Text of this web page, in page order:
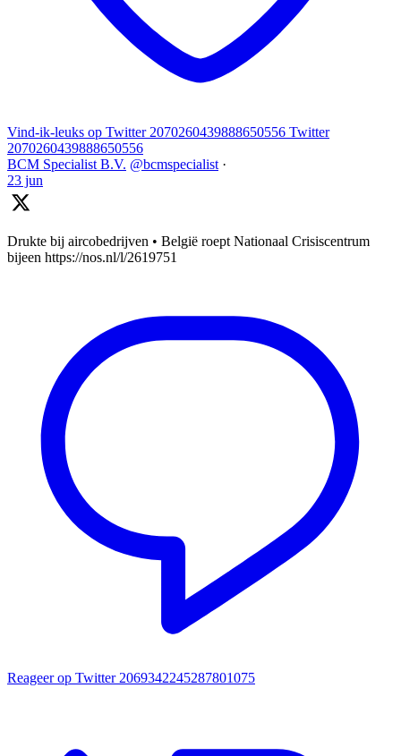
Vind-ik-leuks op Twitter 2070260439888650556 Twitter
2070260439888650556
BCM Specialist B.V. @bcmspecialist ·
23 jun
Drukte bij aircobedrijven • België roept Nationaal Crisiscentrum
bijeen https://nos.nl/l/2619751
Reageer op Twitter 2069342245287801075